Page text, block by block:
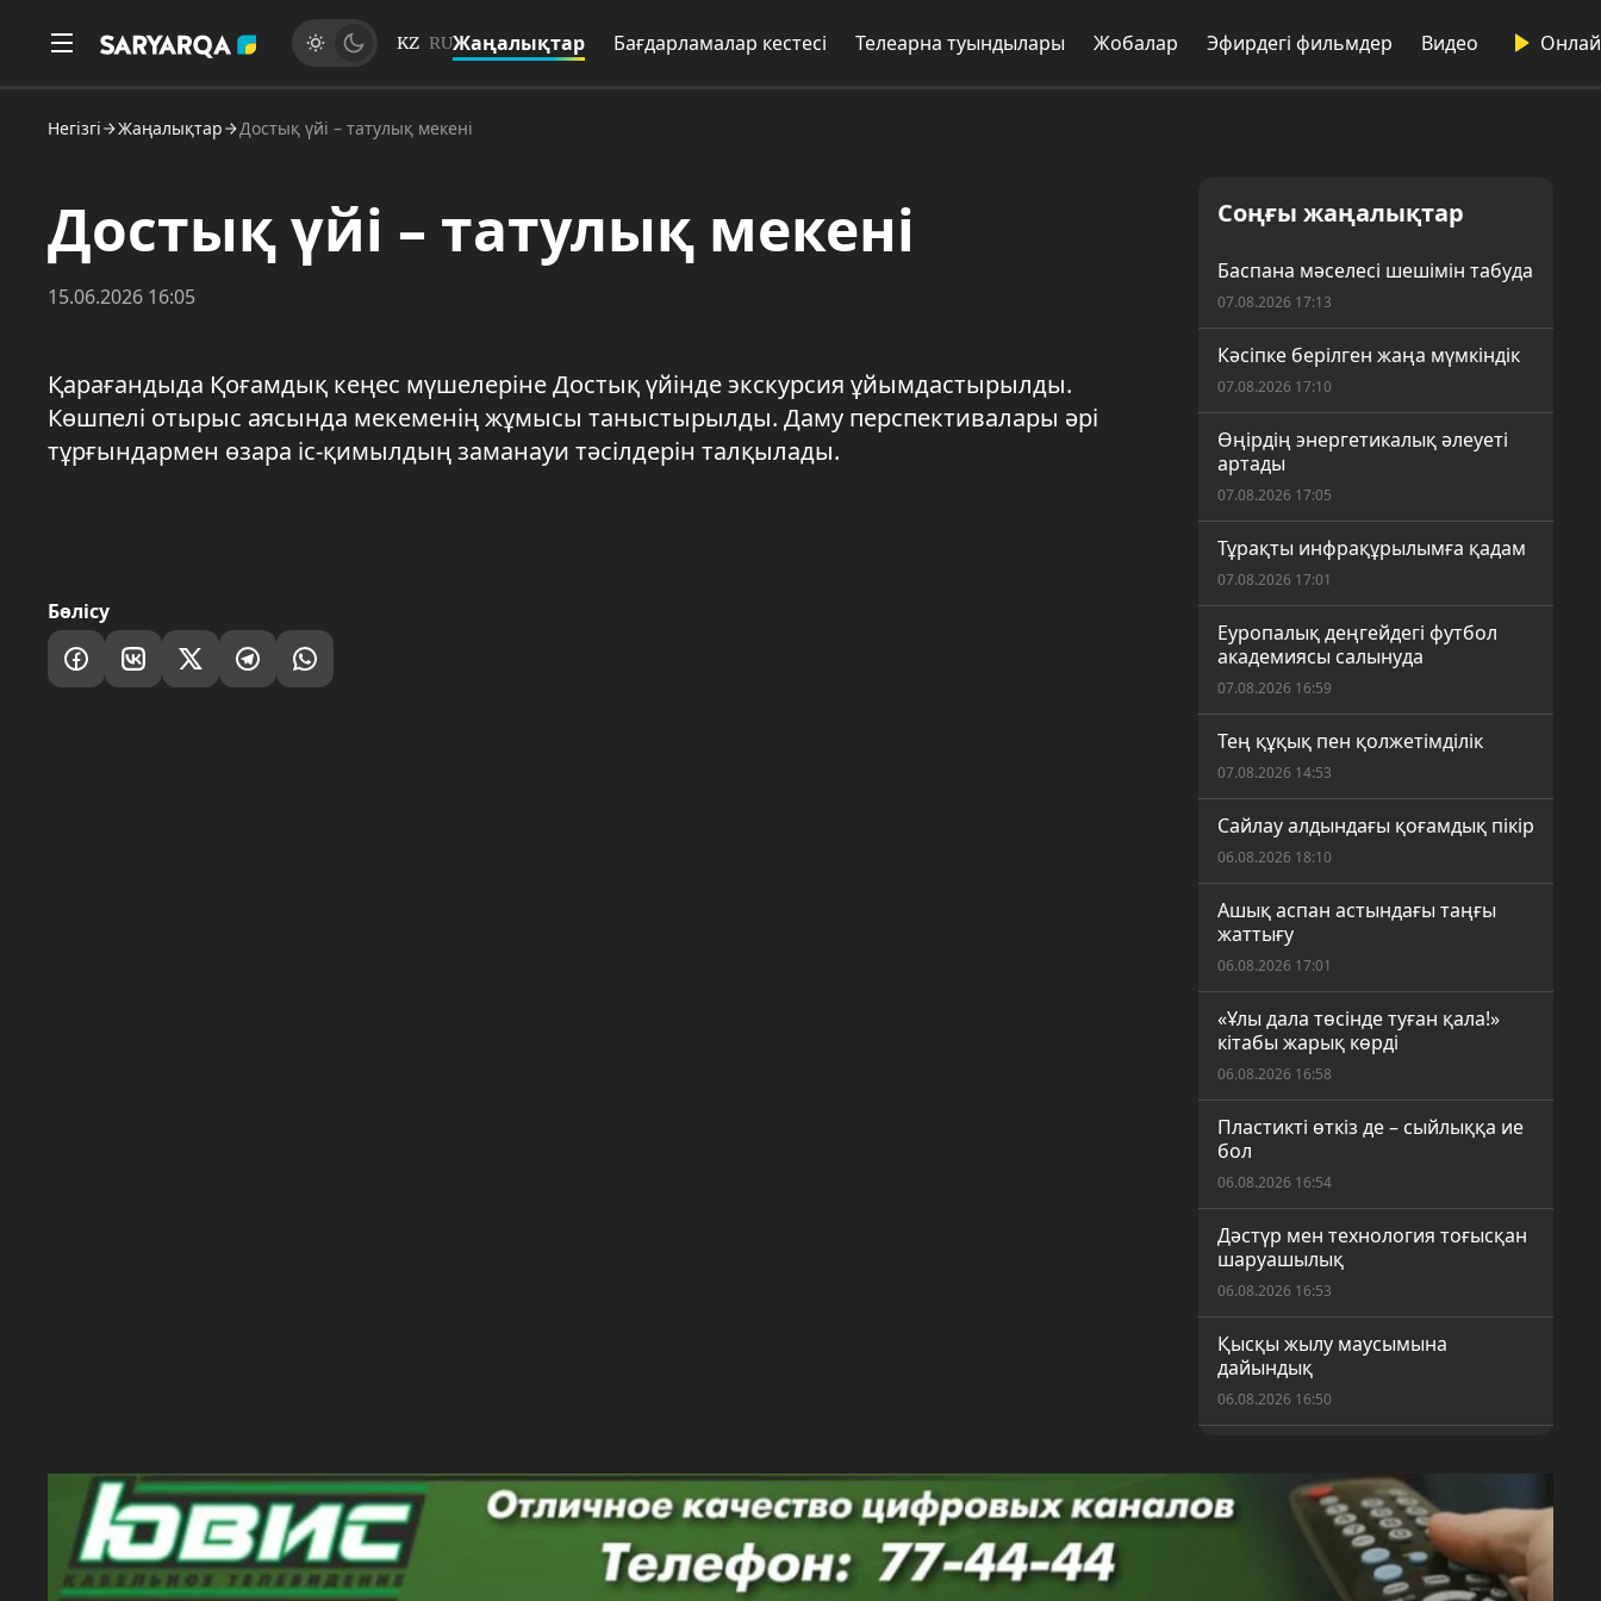
KZ RUЖаңалықтар Бағдарламалар кестесі Телеарна туындылары Жобалар Эфирдегі фильмдер Видео
Негізгі Жаңалықтар Достық үйі – татулық мекені
Достық үйі – татулық мекені
15.06.2026 16:05
Қарағандыда Қоғамдық кеңес мүшелеріне Достық үйінде экскурсия ұйымдастырылды.
Көшпелі отырыс аясында мекеменің жұмысы таныстырылды. Даму перспективалары әрі
тұрғындармен өзара іс-қимылдың заманауи тәсілдерін талқылады.
Бөлісу
Соңғы жаңалықтар
Баспана мәселесі шешімін табуда
07.08.2026 17:13
Кәсіпке берілген жаңа мүмкіндік
07.08.2026 17:10
Өңірдің энергетикалық әлеуеті
артады
07.08.2026 17:05
Тұрақты инфрақұрылымға қадам
07.08.2026 17:01
Еуропалық деңгейдегі футбол
академиясы салынуда
07.08.2026 16:59
Тең құқық пен қолжетімділік
07.08.2026 14:53
Сайлау алдындағы қоғамдық пікір
06.08.2026 18:10
Ашық аспан астындағы таңғы
жаттығу
06.08.2026 17:01
«Ұлы дала төсінде туған қала!»
кітабы жарық көрді
06.08.2026 16:58
Пластикті өткіз де – сыйлыққа ие
бол
06.08.2026 16:54
Дәстүр мен технология тоғысқан
шаруашылық
06.08.2026 16:53
Қысқы жылу маусымына
дайындық
06.08.2026 16:50
ерекше қажеттілігі бар балаларға
арналған жаңа секция ашылды
06.08.2026 16:17
Қарағандылықтар күнді таңғы